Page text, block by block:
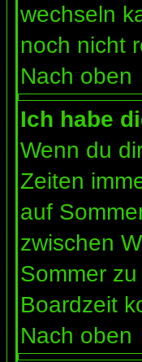
wechseln
noch nicht
Nach oben
Ich habe
Wenn du
Zeiten
auf
zwischen
Sommer
Boardzeit
Nach oben